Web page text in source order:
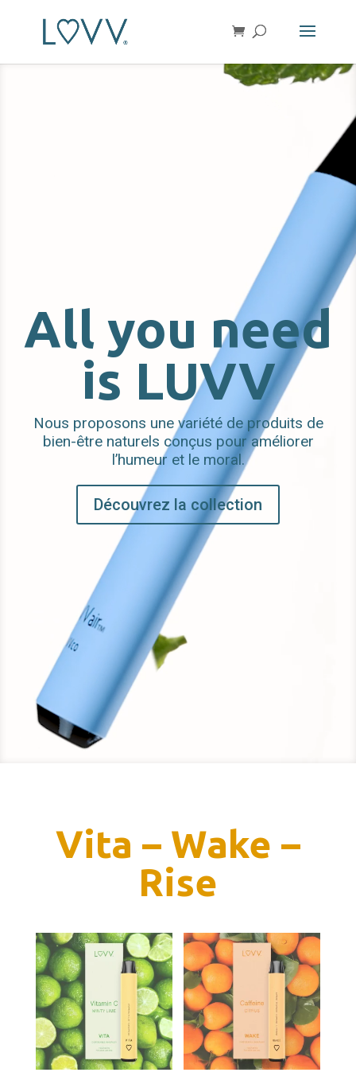
All you need
is LUVV
Nous proposons une variété de produits de
bien-être naturels conçus pour améliorer
l’humeur et le moral.
Découvrez la collection
Vita – Wake –
Rise